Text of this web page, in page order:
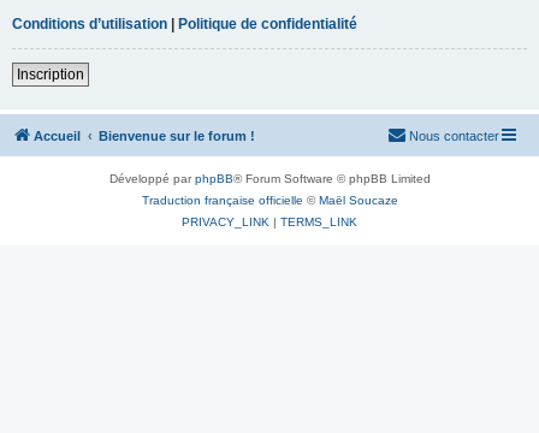
Conditions d’utilisation | Politique de confidentialité
Inscription
Accueil Bienvenue sur le forum ! Nous contacter
Développé parphpBB® Forum Software © phpBB Limited
Traduction française officielle ©Maël Soucaze
PRIVACY_LINK | TERMS_LINK